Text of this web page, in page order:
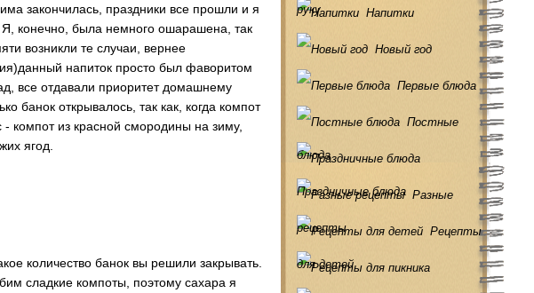
закончилась, праздники все прошли и я
Я, конечно, была немного ошарашена, так
возникли те случаи, вернее
напиток просто был фаворитом
все отдавали приоритет домашнему
банок открывалось, так как, когда компот
- компот из красной смородины на зиму,
ягод.
количество банок вы решили закрывать.
сладкие компоты, поэтому сахара я
руку Напитки
Новый год
Первые блюда
Постные
блюда
Праздничные блюда Разные
рецепты Рецепты
для детей